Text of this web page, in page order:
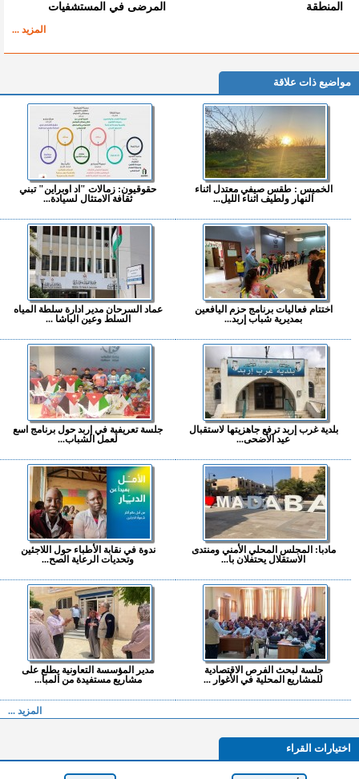
المنطقة
المرضى في المستشفيات
المزيد ...
مواضيع ذات علاقة
الخميس : طقس صيفي معتدل اثناء
النهار ولطيف اثناء الليل...
حقوقيون: زمالات "اد اوبراين" تبني
ثقافة الامتثال لسيادة...
اختتام فعاليات برنامج حزم اليافعين
بمديرية شباب إربد...
عماد السرحان مدير ادارة سلطة المياه
السلط وعين الباشا ...
بلدية غرب إربد ترفع جاهزيتها لاستقبال
عيد الأضحى...
جلسة تعريفية في إربد حول برنامج اسع
لعمل الشباب...
مادبا: المجلس المحلي الأمني ومنتدى
الاستقلال يحتفلان با...
ندوة في نقابة الأطباء حول اللاجئين
وتحديات الرعاية الصح...
جلسة لبحث الفرص الاقتصادية
للمشاريع المحلية في الأغوار ...
مدير المؤسسة التعاونية يطلع على
مشاريع مستفيدة من المبا...
المزيد ...
اختيارات القراء